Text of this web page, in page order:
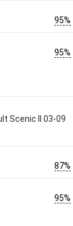
95%
95%
Scenic II 03-09
87%
95%